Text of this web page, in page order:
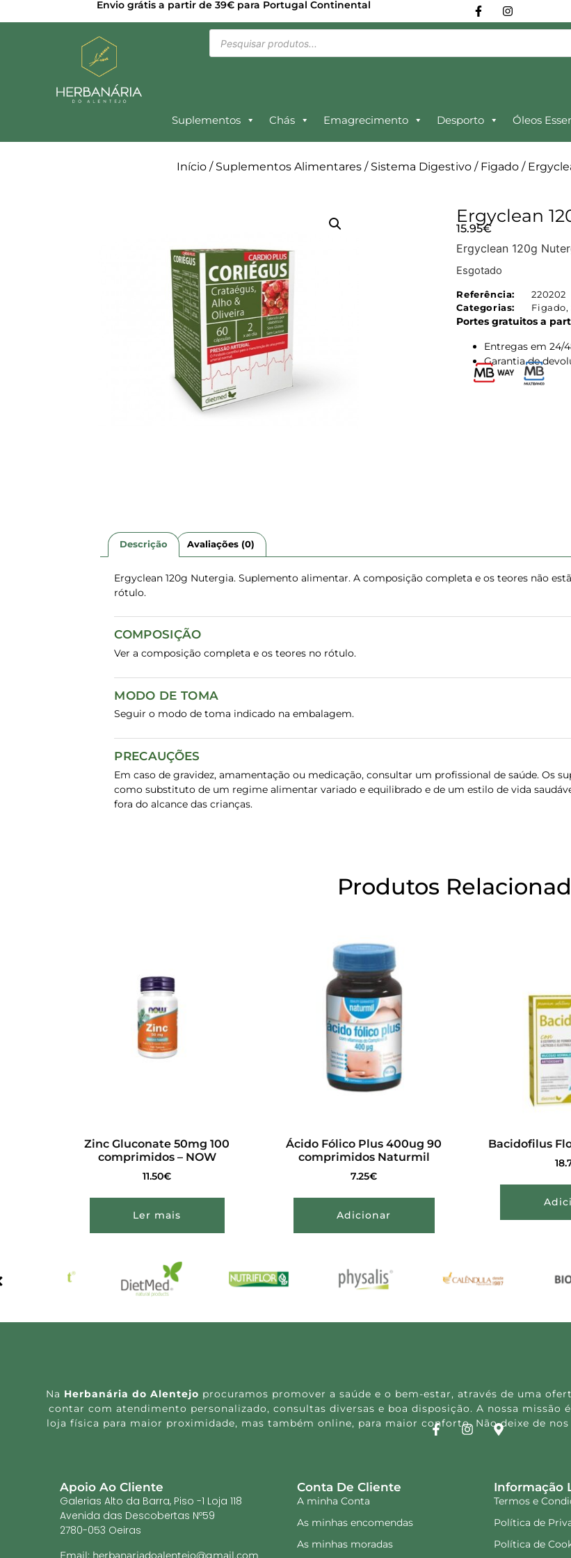
Envio grátis a partir de 39€ para Portugal Continental
Suplementos Chás Emagrecimento Desporto Óleos
Início / Suplementos Alimentares / Sistema Digestivo / Figado /
Ergyclean
15.95€
Ergyclean 120g
Esgotado
Referência:
220202
Categorias:
Figado,
Portes gratuitos a
Entregas em 24/
Garantia de
Descrição Avaliações (0)
Ergyclean 120g Nutergia. Suplemento alimentar. A composição completa e os teores não
rótulo.
COMPOSIÇÃO
Ver a composição completa e os teores no rótulo.
MODO DE TOMA
Seguir o modo de toma indicado na embalagem.
PRECAUÇÕES
Em caso de gravidez, amamentação ou medicação, consultar um profissional de saúde. Os
como substituto de um regime alimentar variado e equilibrado e de um estilo de vida
fora do alcance das crianças.
Produtos
Zinc Gluconate 50mg 100
comprimidos – NOW
11.50€
Ler mais
Ácido Fólico Plus 400ug 90
comprimidos Naturmil
7.25€
Adicionar
Bacidofilus
Na Herbanária do Alentejo procuramos promover a saúde e o bem-estar, através de uma
contar com atendimento personalizado, consultas diversas e boa disposição. A nossa missão
loja física para maior proximidade, mas também online, para maior conforto. Não deixe de
Apoio Ao Cliente
Galerias Alto da Barra, Piso -1 Loja 118
Avenida das Descobertas Nº59
2780-053 Oeiras
Email: herbanariadoalentejo@gmail.com
Conta De Cliente
A minha Conta
As minhas encomendas
As minhas moradas
Informação
Termos e
Política de
Política de